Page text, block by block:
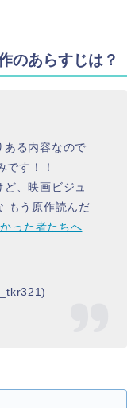
のあらすじは？
ある内容なので
です！！
、映画ビジュ
もう原作読んだ
った者たちへ